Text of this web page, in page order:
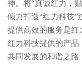
神。将“真诚红力，
倾力打造“红力科技”
提供高效的服务是红
红力科技提供的产品
共同发展的和谐之路